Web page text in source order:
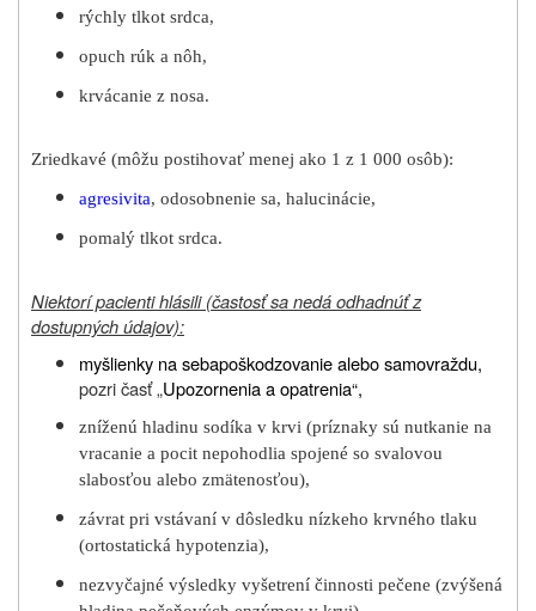
rýchly tlkot srdca,
opuch rúk a nôh,
krvácanie z nosa.
Zriedkavé (môžu postihovať menej ako 1 z 1 000 osôb):
agresivita, odosobnenie sa, halucinácie,
pomalý tlkot srdca.
Niektorí pacienti hlásili (častosť sa nedá odhadnúť z
dostupných údajov):
myšlienky na sebapoškodzovanie alebo samovraždu,
pozri časť „Upozornenia a opatrenia“,
zníženú hladinu sodíka v krvi (príznaky sú nutkanie na
vracanie a pocit nepohodlia spojené so svalovou
slabosťou alebo zmätenosťou),
závrat pri vstávaní v dôsledku nízkeho krvného tlaku
(ortostatická hypotenzia),
nezvyčajné výsledky vyšetrení činnosti pečene (zvýšená